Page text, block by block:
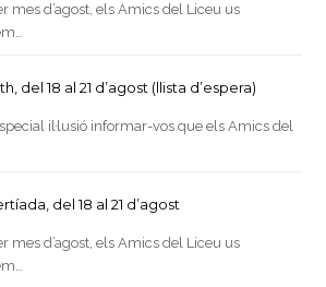
mes d’agost, els Amics del Liceu us
del 18 al 21 d’agost (llista d’espera)
il·lusió informar-vos que els Amics del
del 18 al 21 d’agost
mes d’agost, els Amics del Liceu us